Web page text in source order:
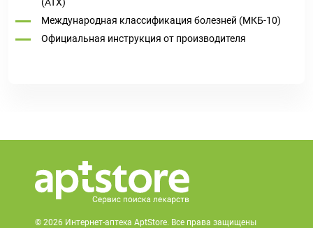
Международная классификация болезней (МКБ-10)
Официальная инструкция от производителя
© 2026 Интернет-аптека AptStore. Все права защищены